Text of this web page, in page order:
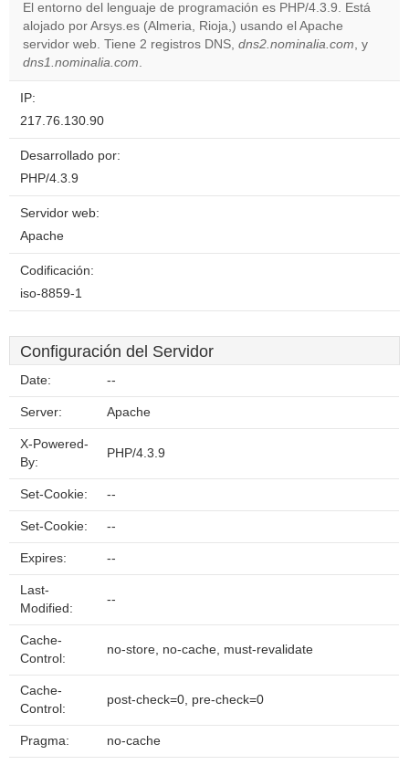
Do you
own this
OK
El entorno del lenguaje de programación es PHP/4.3.9. Está
alojado por Arsys.es (Almeria, Rioja,) usando el Apache
servidor web. Tiene 2 registros DNS, dns2.nominalia.com, y
dns1.nominalia.com.
IP:
217.76.130.90
Desarrollado por:
PHP/4.3.9
Servidor web:
Apache
Codificación:
iso-8859-1
Configuración del Servidor
Date: --
Server: Apache
X-Powered-
By:
PHP/4.3.9
Set-Cookie: --
Set-Cookie: --
Expires: --
Last-
Modified:
--
Cache-
Control:
no-store, no-cache, must-revalidate
Cache-
Control:
post-check=0, pre-check=0
Pragma: no-cache